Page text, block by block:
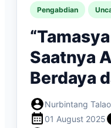
Pengabdian
Saatnya
Berdaya
Nurbintang
01 August 2025